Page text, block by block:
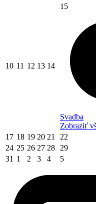
10 11 12 13 14
15
Svadba
Zobraziť
17 18 19 20 21 22
24 25 26 27 28 29
31 1 2 3 4 5